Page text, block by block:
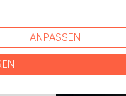
BEIBoD
ANPASSEN